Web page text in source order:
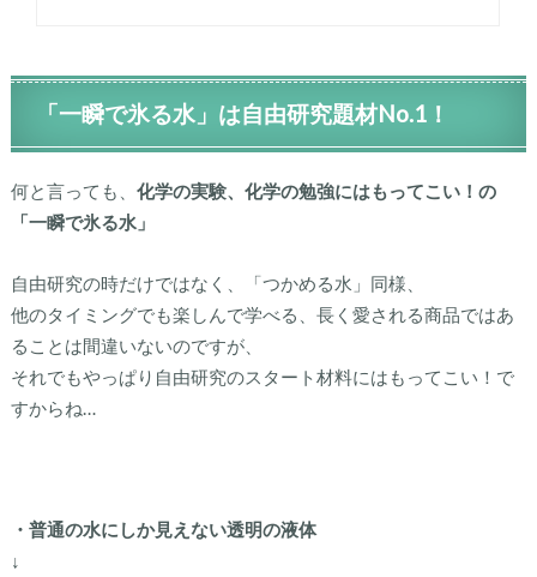
「一瞬で氷る水」は自由研究題材No.1！
何と言っても、 化学の実験、化学の勉強にはもってこい！の
「一瞬で氷る水」
自由研究の時だけではなく、「つかめる水」同様、
他のタイミングでも楽しんで学べる、長く愛される商品ではあ
ることは間違いないのですが、
それでもやっぱり自由研究のスタート材料にはもってこい！で
すからね…
・普通の水にしか見えない透明の液体
↓